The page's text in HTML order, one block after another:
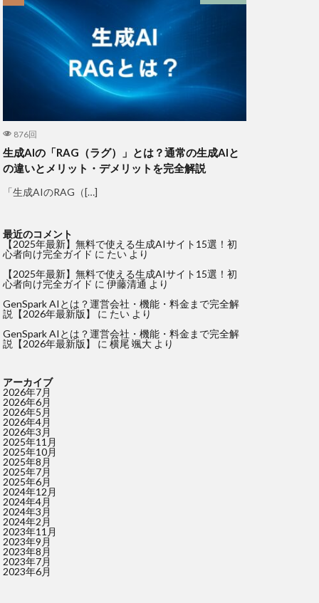
876回
生成AIの「RAG（ラグ）」とは？通常の生成AIと
の違いとメリット・デメリットを完全解説
「生成AIのRAG（[…]
最近のコメント
【2025年最新】無料で使える生成AIサイト15選！初
心者向け完全ガイド に たい より
【2025年最新】無料で使える生成AIサイト15選！初
心者向け完全ガイド に 伊藤清通 より
GenSpark AIとは？運営会社・機能・料金まで完全解
説【2026年最新版】
に たい より
GenSpark AIとは？運営会社・機能・料金まで完全解
説【2026年最新版】
に 横尾 颯大 より
アーカイブ
2026年7月
2026年6月
2026年5月
2026年4月
2026年3月
2025年11月
2025年10月
2025年8月
2025年7月
2025年6月
2024年12月
2024年4月
2024年3月
2024年2月
2023年11月
2023年9月
2023年8月
2023年7月
2023年6月